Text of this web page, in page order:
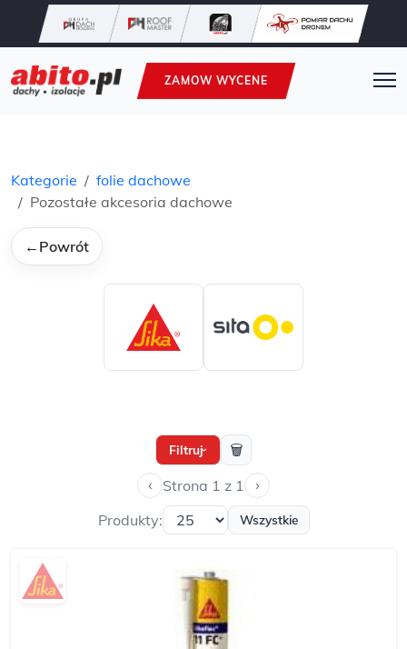
ZAMOW WYCENE
Kategorie
folie dachowe
Pozostałe akcesoria dachowe
← Powrót
Filtruj› 🗑
‹ Strona 1 z 1 ›
Produkty: Wszystkie